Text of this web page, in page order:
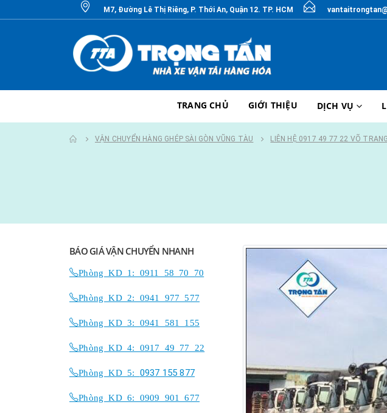
M7, Đường Lê Thị Riêng, P. Thới An, Quận 12. TP. HCM
TRANG CHỦ GIỚI THIỆU DỊCH VỤ
VẬN CHUYỂN HÀNG GHÉP SÀI GÒN VŨNG TÀU LIÊN HỆ 0917 49 77 22 VÕ TRANG
BÁO GIÁ VẬN CHUYỂN NHANH
Phòng KD 1: 0911 58 70 70
Phòng KD 2: 0941 977 577
Phòng KD 3: 0941 581 155
Phòng KD 4: 0917 49 77 22
Phòng KD 5: 0937 155 877
Phòng KD 6: 0909 901 677